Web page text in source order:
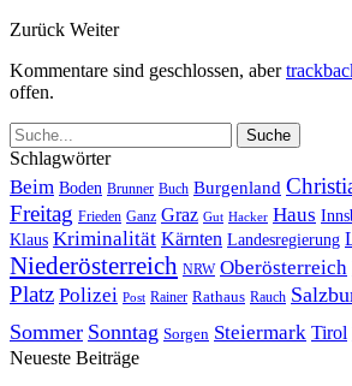
Zurück Weiter
Kommentare sind geschlossen, aber
offen.
Schlagwörter
Beim Boden Brunner Buch Burgenland
Freitag Frieden Ganz Graz Gut Hacker Haus
Klaus Kriminalität Kärnten Landesregierung
Niederösterreich NRW Oberösterreich
Platz Polizei Post Rainer Rathaus Rauch
Sommer Sonntag Sorgen Steiermark Tirol
Neueste Beiträge